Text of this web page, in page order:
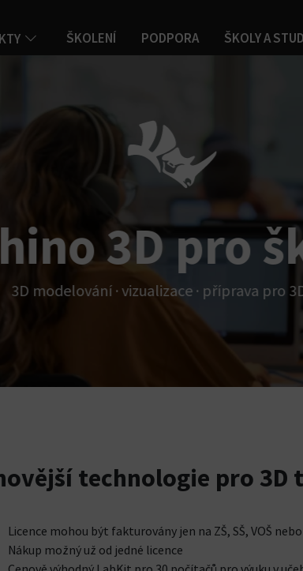
ŠKOLENÍ PODPORA ŠKOLY A
3D pro
3D modelování · vizualizace · příprava pro
technologie pro
Licence mohou být fakturovány jen na ZŠ, SŠ, VOŠ
Nákup možný už od jedné licence